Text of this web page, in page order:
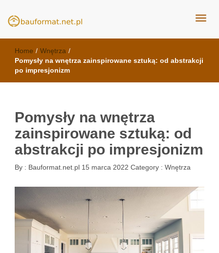
meble kuchenne Bauformat
Home / Wnętrza /
Pomysły na wnętrza zainspirowane sztuką: od abstrakcji
po impresjonizm
Pomysły na wnętrza
zainspirowane sztuką: od
abstrakcji po impresjonizm
By : Bauformat.net.pl 15 marca 2022 Category : Wnętrza